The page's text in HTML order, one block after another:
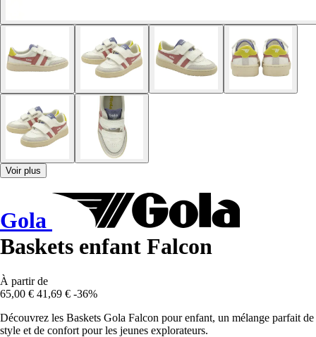
Voir plus
Gola
Baskets enfant Falcon
À partir de
65,00 € 41,69 € -36%
Découvrez les Baskets Gola Falcon pour enfant, un mélange parfait de
style et de confort pour les jeunes explorateurs.